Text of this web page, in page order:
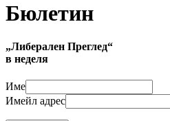
Бюлетин
„Либерален Преглед“
в неделя
Име
Имейл адрес